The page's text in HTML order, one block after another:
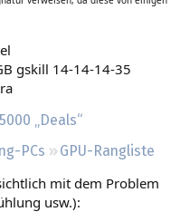
„Deals“
PCs
GPU-Rangliste
gskill 14-14-14-35
mit dem Problem
usw.):